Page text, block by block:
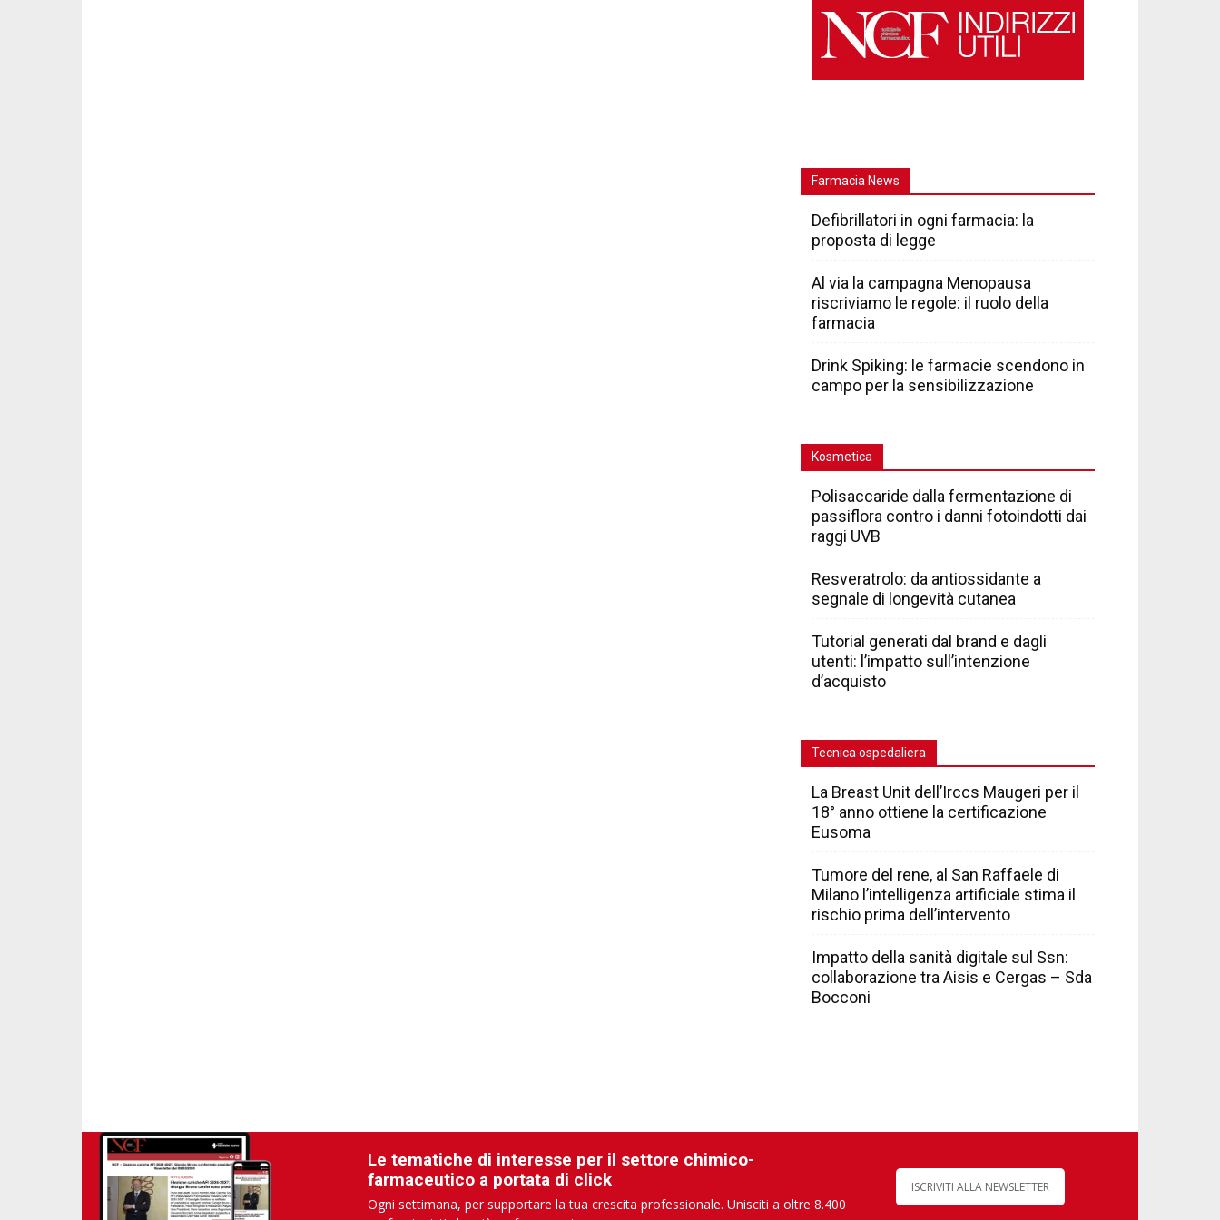
Farmacia News
Defibrillatori in ogni farmacia: la
proposta di legge
Al via la campagna Menopausa
riscriviamo le regole: il ruolo della
farmacia
Drink Spiking: le farmacie scendono in
campo per la sensibilizzazione
Kosmetica
Polisaccaride dalla fermentazione di
passiflora contro i danni fotoindotti dai
raggi UVB
Resveratrolo: da antiossidante a
segnale di longevità cutanea
Tutorial generati dal brand e dagli
utenti: l’impatto sull’intenzione
d’acquisto
Tecnica ospedaliera
La Breast Unit dell’Irccs Maugeri per il
18° anno ottiene la certificazione
Eusoma
Tumore del rene, al San Raffaele di
Milano l’intelligenza artificiale stima il
rischio prima dell’intervento
Impatto della sanità digitale sul Ssn:
collaborazione tra Aisis e Cergas – Sda
Bocconi
Le tematiche di interesse per il settore chimico-
farmaceutico a portata di click
Ogni settimana, per supportare la tua crescita professionale. Unisciti a oltre 8.400
ISCRIVITI ALLA NEWSLETTER